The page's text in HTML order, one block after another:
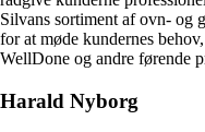
Silvans sortiment af ovn- og
for at møde kundernes
WellDone og andre førende
Harald Nyborg